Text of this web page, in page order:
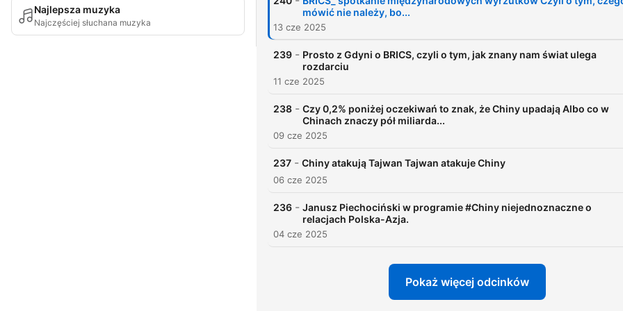
Najlepsza muzyka
Najczęściej słuchana muzyka
mówić nie należy, bo...
13 cze 2025
239 - Prosto z Gdyni o BRICS, czyli o tym, jak znany nam świat ulega
rozdarciu
11 cze 2025
238 - Czy 0,2% poniżej oczekiwań to znak, że Chiny upadają Albo co w
Chinach znaczy pół miliarda...
09 cze 2025
237 - Chiny atakują Tajwan Tajwan atakuje Chiny
06 cze 2025
236 - Janusz Piechociński w programie #Chiny niejednoznaczne o
relacjach Polska-Azja.
04 cze 2025
Pokaż więcej odcinków